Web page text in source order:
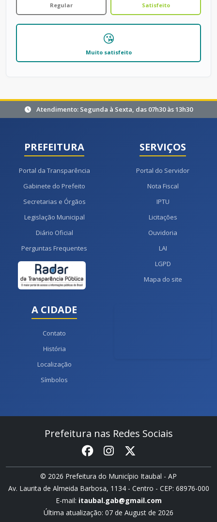
Regular Satisfeito
😘
Muito satisfeito
Atendimento: Segunda à Sexta, das 07h30 às 13h30
PREFEITURA
Portal da Transparência
Gabinete do Prefeito
Secretarias e Órgãos
Legislação Municipal
Diário Oficial
Perguntas Frequentes
SERVIÇOS
Portal do Servidor
Nota Fiscal
IPTU
Licitações
Ouvidoria
LAI
LGPD
Mapa do site
A CIDADE
Contato
História
Localização
Símbolos
Prefeitura nas Redes Sociais
© 2026 Prefeitura do Município Itaubal - AP
Av. Laurita de Almeida Barbosa, 1134 - Centro - CEP: 68976-000
E-mail: itaubal.gab@gmail.com
Última atualização: 07 de August de 2026